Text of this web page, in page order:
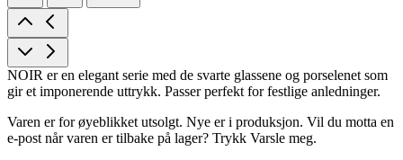
NOIR er en elegant serie med de svarte glassene og porselenet som
gir et imponerende uttrykk. Passer perfekt for festlige anledninger.
Varen er for øyeblikket utsolgt. Nye er i produksjon. Vil du motta en
e-post når varen er tilbake på lager? Trykk Varsle meg.